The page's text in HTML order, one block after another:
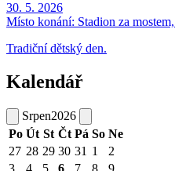
30. 5. 2026
Místo konání: Stadion za
Tradiční dětský den.
Kalendář
Srpen2026
Po Út St Čt Pá So Ne
27 28 29 30 31 1
2